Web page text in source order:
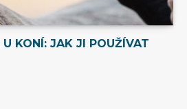
KONÍ: JAK JI POUŽÍVAT